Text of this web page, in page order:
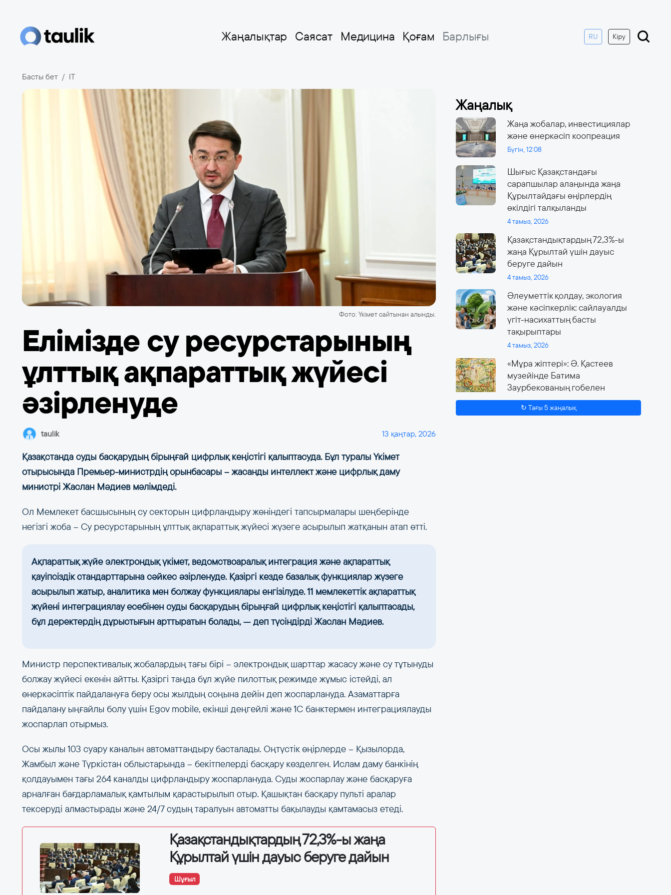
Жаңалықтар Саясат Медицина Қоғам Барлығы RU Кіру
Басты бет IT
Фото: Үкімет сайтынан алынды.
Елімізде су ресурстарының
ұлттық ақпараттық жүйесі
әзірленуде
taulik 13 қаңтар, 2026
Қазақстанда суды басқарудың бірыңғай цифрлық кеңістігі қалыптасуда. Бұл туралы Үкімет
отырысында Премьер-министрдің орынбасары – жасанды интеллект және цифрлық даму
министрі Жаслан Мәдиев мәлімдеді.
Ол Мемлекет басшысының су секторын цифрландыру жөніндегі тапсырмалары шеңберінде
негізгі жоба – Су ресурстарының ұлттық ақпараттық жүйесі жүзеге асырылып жатқанын атап өтті.
Ақпараттық жүйе электрондық үкімет, ведомствоаралық интеграция және ақпараттық
қауіпсіздік стандарттарына сәйкес әзірленуде. Қазіргі кезде базалық функциялар жүзеге
асырылып жатыр, аналитика мен болжау функциялары енгізілуде. 11 мемлекеттік ақпараттық
жүйені интеграциялау есебінен суды басқарудың бірыңғай цифрлық кеңістігі қалыптасады,
бұл деректердің дұрыстығын арттыратын болады, — деп түсіндірді Жаслан Мәдиев.
Министр перспективалық жобалардың тағы бірі – электрондық шарттар жасасу және су тұтынуды
болжау жүйесі екенін айтты. Қазіргі таңда бұл жүйе пилоттық режимде жұмыс істейді, ал
өнеркәсіптік пайдалануға беру осы жылдың соңына дейін деп жоспарлануда. Азаматтарға
пайдалану ыңғайлы болу үшін Egov mobile, екінші деңгейлі және 1С банктермен интеграциялауды
жоспарлап отырмыз.
Осы жылы 103 суару каналын автоматтандыру басталады. Оңтүстік өңірлерде – Қызылорда,
Жамбыл және Түркістан облыстарында – бекітпелерді басқару көзделген. Ислам даму банкінің
қолдауымен тағы 264 каналды цифрландыру жоспарлануда. Суды жоспарлау және басқаруға
арналған бағдарламалық қамтылым қарастырылып отыр. Қашықтан басқару пульті аралар
тексеруді алмастырады және 24/7 судың таралуын автоматты бақылауды қамтамасыз етеді.
Қазақстандықтардың 72,3%-ы жаңа
Құрылтай үшін дауыс беруге дайын
Шұғыл
Жаңалық
Жаңа жобалар, инвестициялар
және өнеркәсіп коопреация
Бүгін, 12:08
Шығыс Қазақстандағы
сарапшылар алаңында жаңа
Құрылтайдағы өңірлердің
өкілдігі талқыланды
4 тамыз, 2026
Қазақстандықтардың 72,3%-ы
жаңа Құрылтай үшін дауыс
беруге дайын
4 тамыз, 2026
Әлеуметтік қолдау, экология
және кәсіпкерлік: сайлауалды
үгіт-насихаттың басты
тақырыптары
4 тамыз, 2026
«Мұра жіптері»: Ә. Қастеев
музейінде Батима
Заурбекованың гобелен
өнеріне арналған ауқымды
көрме өтеді
↻ Тағы 5 жаңалық